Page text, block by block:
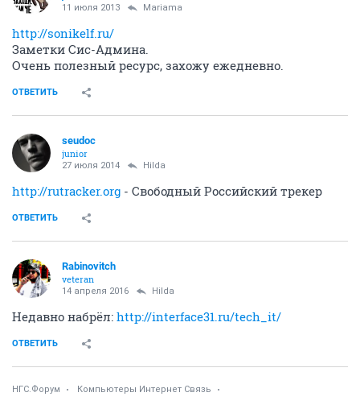
11 июля 2013 Mariama
http://sonikelf.ru/
Заметки Сис-Админа.
Очень полезный ресурс, захожу ежедневно.
ОТВЕТИТЬ
seudoc
junior
27 июля 2014 Hilda
http://rutracker.org - Свободный Российский трекер
ОТВЕТИТЬ
Rabinovitch
veteran
14 апреля 2016 Hilda
Недавно набрёл: http://interface31.ru/tech_it/
ОТВЕТИТЬ
НГС.Форум Компьютеры Интернет Связь